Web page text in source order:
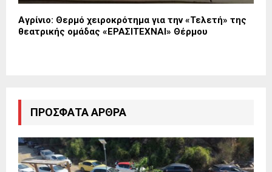
Αγρίνιο: Θερμό χειροκρότημα για την «Τελετή» της
θεατρικής ομάδας «ΕΡΑΣΙΤΕΧΝΑΙ» Θέρμου
ΠΡΌΣΦΑΤΑ ΆΡΘΡΑ